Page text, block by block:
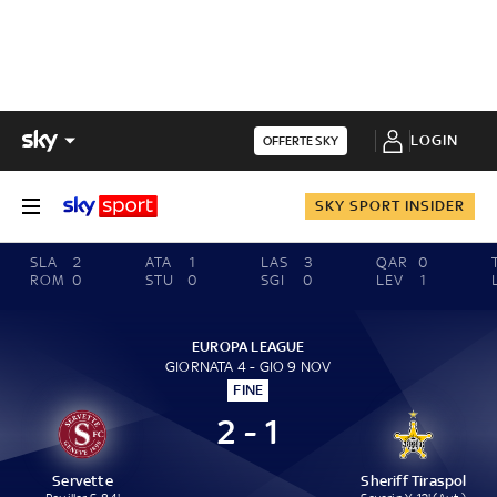
OFFERTE SKY LOGIN
SKY SPORT INSIDER
SLA
2
ROM 0
ATA
1
STU
0
LAS
3
SGI
0
QAR
0
LEV
1
EUROPA LEAGUE
GIORNATA 4 - GIO 9 NOV
FINE
Servette
2 - 1
Sheriff Tiraspol